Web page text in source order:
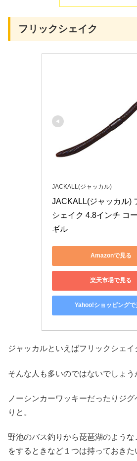
フリックシェイク
JACKALL(ジャッカル)
JACKALL(ジャッカル)
シェイク 4.8インチ コ
ギル
Amazonで見る
楽天市場で見る
Yahoo!ショッピングで
ジャッカルといえばフリックシェイ
そんな人も多いのではないでしょう
ノーシンカーワッキーだったりジ
りと。
野池のバス釣りから琵琶湖のような
をするときなど１つは持っておきた